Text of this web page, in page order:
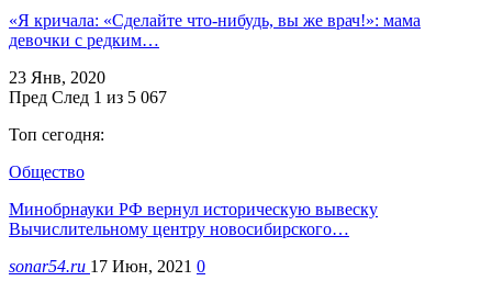
«Я кричала: «Сделайте что-нибудь, вы же врач!»: мама
девочки с редким…
23 Янв, 2020
Пред След 1 из 5 067
Топ сегодня:
Общество
Минобрнауки РФ вернул историческую вывеску
Вычислительному центру новосибирского…
sonar54.ru 17 Июн, 2021 0